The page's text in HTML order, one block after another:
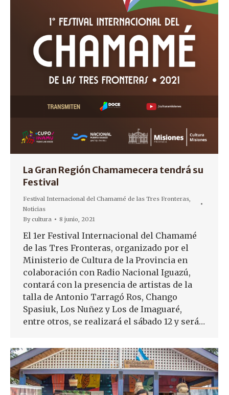
La Gran Región Chamamecera tendrá su
Festival
Festival Internacional del Chamamé de las Tres Fronteras,
Noticias
Bycultura 8 junio, 2021
El 1er Festival Internacional del Chamamé
de las Tres Fronteras, organizado por el
Ministerio de Cultura de la Provincia en
colaboración con Radio Nacional Iguazú,
contará con la presencia de artistas de la
talla de Antonio Tarragó Ros, Chango
Spasiuk, Los Nuñez y Los de Imaguaré,
entre otros, se realizará el sábado 12 y será…